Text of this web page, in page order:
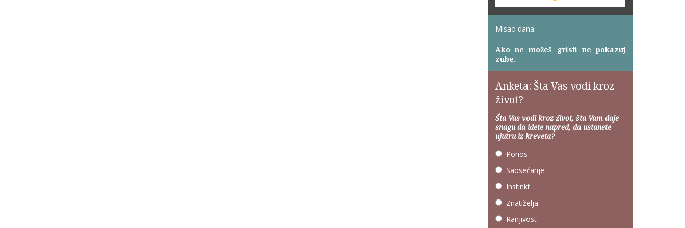
Misao dana:
Ako ne možeš gristi ne pokazuj
zube.
Anketa: Šta Vas vodi kroz
život?
Šta Vas vodi kroz život, šta Vam daje
snagu da idete napred, da ustanete
ujutru iz kreveta?
Ponos
Saosećanje
Instinkt
Znatiželja
Ranjivost